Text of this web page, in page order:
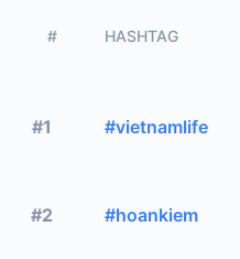
# HASHTAG
#1 #vietnamlife
#2 #hoankiem